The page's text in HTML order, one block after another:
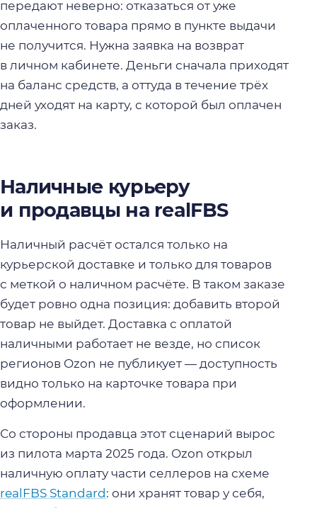
передают неверно: отказаться от уже
оплаченного товара прямо в пункте выдачи
не получится. Нужна заявка на возврат
в личном кабинете. Деньги сначала приходят
на баланс средств, а оттуда в течение трёх
дней уходят на карту, с которой был оплачен
заказ.
Наличные курьеру
и продавцы на realFBS
Наличный расчёт остался только на
курьерской доставке и только для товаров
с меткой о наличном расчёте. В таком заказе
будет ровно одна позиция: добавить второй
товар не выйдет. Доставка с оплатой
наличными работает не везде, но список
регионов Ozon не публикует — доступность
видно только на карточке товара при
оформлении.
Со стороны продавца этот сценарий вырос
из пилота марта 2025 года. Ozon открыл
наличную оплату части селлеров на схеме
realFBS Standard: они хранят товар у себя,